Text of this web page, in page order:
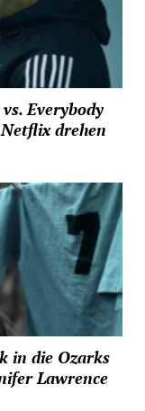
Everybody
drehen
in die Ozarks
Lawrence